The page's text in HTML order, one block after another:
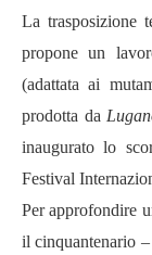
La trasposizione
propone un
(adattata ai
prodotta da
inaugurato lo
Festival
Per approfondire
il cinquantenario